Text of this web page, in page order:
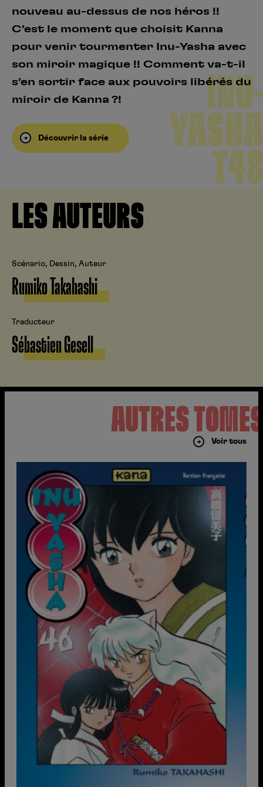
nouveau au-dessus de nos héros !!
C’est le moment que choisit Kanna
pour venir tourmenter Inu-Yasha avec
son miroir magique !! Comment va-t-il
s’en sortir face aux pouvoirs libérés du
miroir de Kanna ?!
Découvrir la série
INU-
YASHA
T48
LES AUTEURS
Scénario, Dessin, Auteur
Rumiko Takahashi
Traducteur
Sébastien Gesell
AUTRES
Voir tous